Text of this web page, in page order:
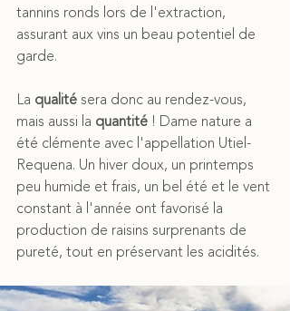
tannins ronds lors de l'extraction,
assurant aux vins un beau potentiel de
garde.
La qualité sera donc au rendez-vous,
mais aussi la quantité ! Dame nature a
été clémente avec l'appellation Utiel-
Requena. Un hiver doux, un printemps
peu humide et frais, un bel été et le vent
constant à l'année ont favorisé la
production de raisins surprenants de
pureté, tout en préservant les acidités.